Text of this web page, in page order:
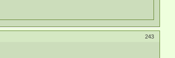
243